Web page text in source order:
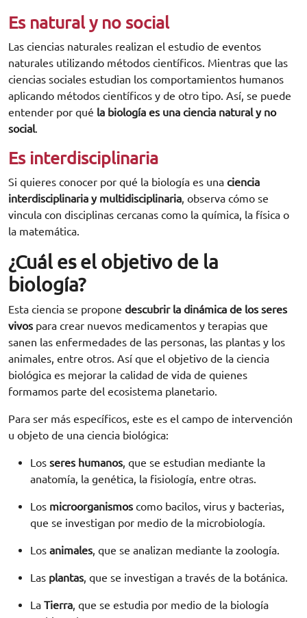
Es natural y no social
Las ciencias naturales realizan el estudio de eventos
naturales utilizando métodos científicos. Mientras que las
ciencias sociales estudian los comportamientos humanos
aplicando métodos científicos y de otro tipo. Así, se puede
entender por qué la biología es una ciencia natural y no
social.
Es interdisciplinaria
Si quieres conocer por qué la biología es una ciencia
interdisciplinaria y multidisciplinaria, observa cómo se
vincula con disciplinas cercanas como la química, la física o
la matemática.
¿Cuál es el objetivo de la
biología?
Esta ciencia se propone descubrir la dinámica de los seres
vivos para crear nuevos medicamentos y terapias que
sanen las enfermedades de las personas, las plantas y los
animales, entre otros. Así que el objetivo de la ciencia
biológica es mejorar la calidad de vida de quienes
formamos parte del ecosistema planetario.
Para ser más específicos, este es el campo de intervención
u objeto de una ciencia biológica:
Los seres humanos, que se estudian mediante la
anatomía, la genética, la fisiología, entre otras.
Los microorganismos como bacilos, virus y bacterias,
que se investigan por medio de la microbiología.
Los animales, que se analizan mediante la zoología.
Las plantas, que se investigan a través de la botánica.
La Tierra, que se estudia por medio de la biología